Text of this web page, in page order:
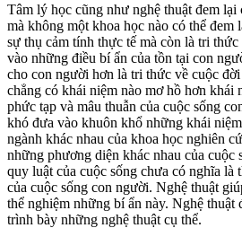
Tâm lý học cũng như nghệ thuật đem
mà không một khoa học nào có thể
sự thụ cảm tính thực tế mà còn là tri
vào những điều bí ẩn của tồn tại con
cho con người hơn là tri thức về cuộc
chẳng có khái niệm nào mơ hồ hơn khái
phức tạp và mâu thuẫn của cuộc sống
khó đưa vào khuôn khổ những khái
ngành khác nhau của khoa học nghiên
những phương diện khác nhau của cuộc
quy luật của cuộc sống chưa có nghĩa là
của cuộc sống con người. Nghệ thuật
thể nghiệm những bí ẩn này. Nghệ thuật
trình bày những nghệ thuật cụ thể.